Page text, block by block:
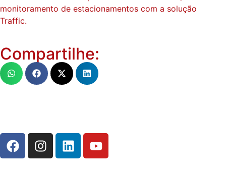
monitoramento de estacionamentos com a solução
Traffic.
Compartilhe: